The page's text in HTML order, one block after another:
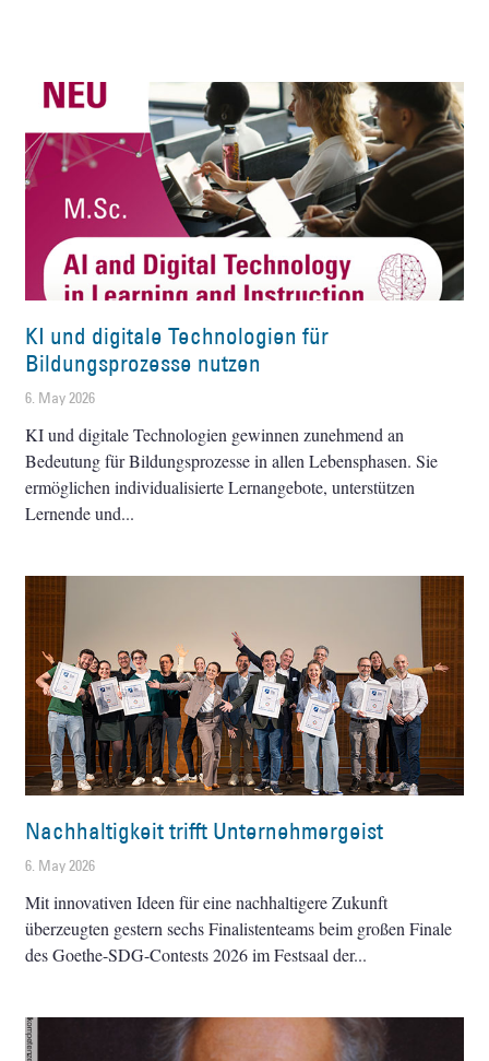
KI und digitale Technologien für
Bildungsprozesse nutzen
6. May 2026
KI und digitale Technologien gewinnen zunehmend an
Bedeutung für Bildungsprozesse in allen Lebensphasen. Sie
ermöglichen individualisierte Lernangebote, unterstützen
Lernende und
Nachhaltigkeit trifft Unternehmergeist
6. May 2026
Mit innovativen Ideen für eine nachhaltigere Zukunft
überzeugten gestern sechs Finalistenteams beim großen Finale
des Goethe-SDG-Contests 2026 im Festsaal der